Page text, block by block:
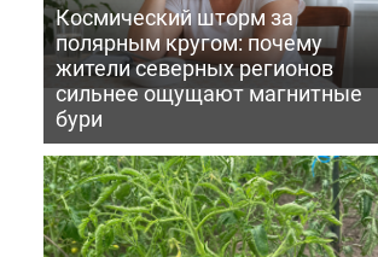
Космический шторм за
полярным кругом: почему
жители северных регионов
сильнее ощущают магнитные
бури